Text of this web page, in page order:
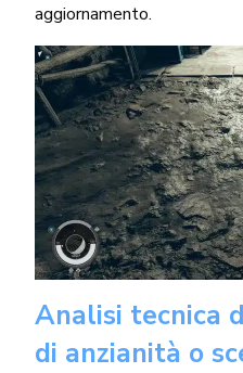
aggiornamento.
Analisi tecnica
di anzianità o